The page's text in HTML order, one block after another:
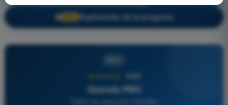
🔒 Explicación de la pregunta
4,6/5
Quizvds PRO